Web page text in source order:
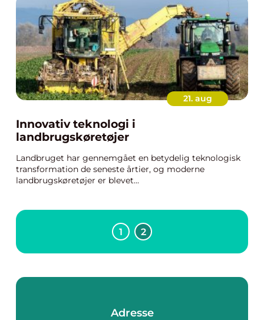
21. aug
Innovativ teknologi i
landbrugskøretøjer
Landbruget har gennemgået en betydelig teknologisk
transformation de seneste årtier, og moderne
landbrugskøretøjer er blevet...
1 2
Adresse